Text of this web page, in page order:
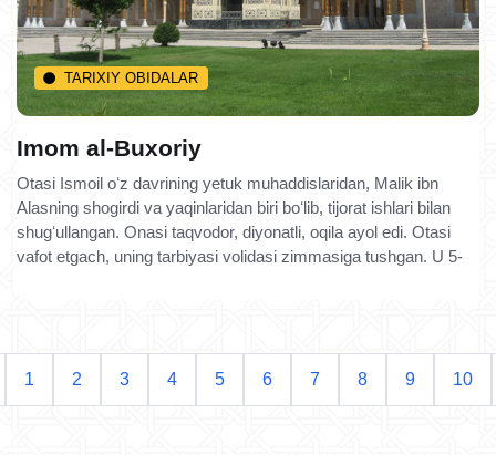
TARIXIY OBIDALAR
Imom al-Buxoriy
Otasi Ismoil oʻz davrining yetuk muhaddislaridan, Malik ibn
Alasning shogirdi va yaqinlaridan biri boʻlib, tijorat ishlari bilan
shugʻullangan. Onasi taqvodor, diyonatli, oqila ayol edi. Otasi
vafot etgach, uning tarbiyasi volidasi zimmasiga tushgan. U 5-
1 2 3 4 5 6 7 8 9 10